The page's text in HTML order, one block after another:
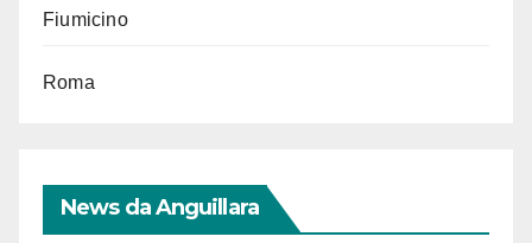
Fiumicino
Roma
News da Anguillara